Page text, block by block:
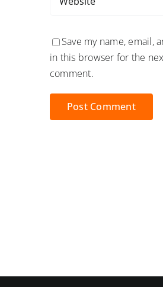
Save my name, email,
in this browser for the
comment.